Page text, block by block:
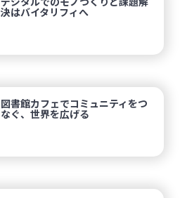
決はバイタリフィへ
図書館カフェでコミュニティをつ
なぐ、世界を広げる